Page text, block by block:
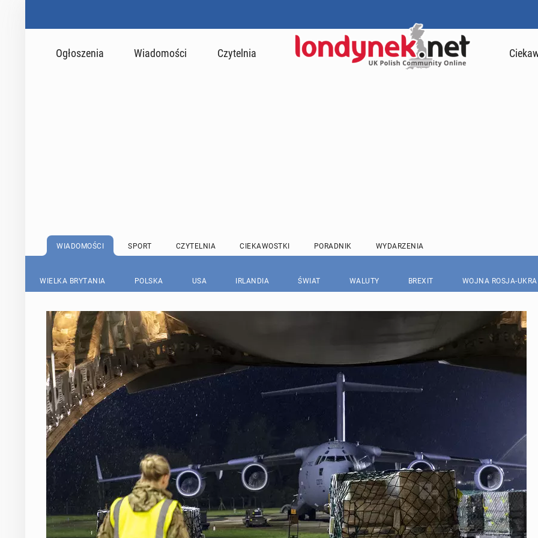
Ogłoszenia Wiadomości Czytelnia
WIADOMOŚCI SPORT CZYTELNIA CIEKAWOSTKI PORADNIK WYDARZENIA
WIELKA BRYTANIA POLSKA USA IRLANDIA ŚWIAT WALUTY BREXIT WOJNA ROSJA-